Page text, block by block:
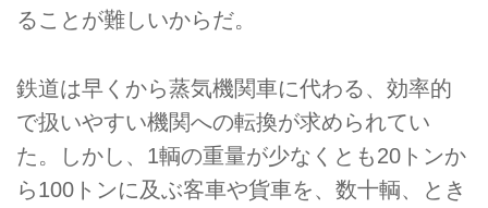
ることが難しいからだ。
鉄道は早くから蒸気機関車に代わる、効率的
で扱いやすい機関への転換が求められてい
た。しかし、1輌の重量が少なくとも20トンか
ら100トンに及ぶ客車や貨車を、数十輌、とき